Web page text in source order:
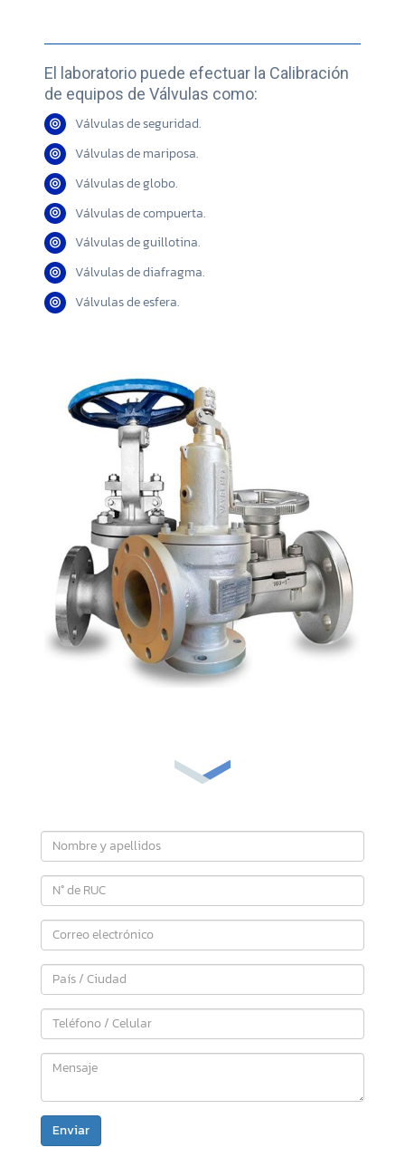
El laboratorio puede efectuar la Calibración
de equipos de Válvulas como:
Válvulas de seguridad.
Válvulas de mariposa.
Válvulas de globo.
Válvulas de compuerta.
Válvulas de guillotina.
Válvulas de diafragma.
Válvulas de esfera.
Enviar